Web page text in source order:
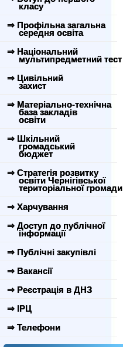
класу
⇒ Профільна загальна
середня освіта
⇒ Національний
мультипредметний тест
⇒ Цивільний
захист
⇒ Матеріально-технічна
база закладів
освіти
⇒ Шкільний
громадський
бюджет
⇒ Стратегія розвитку
освіти Чернігівської
територіальної громади
⇒ Харчування
⇒ Доступ до публічної
інформації
⇒ Публічні закупівлі
⇒ Вакансії
⇒ Реєстрація в ДНЗ
⇒ ІРЦ
⇒ Телефони